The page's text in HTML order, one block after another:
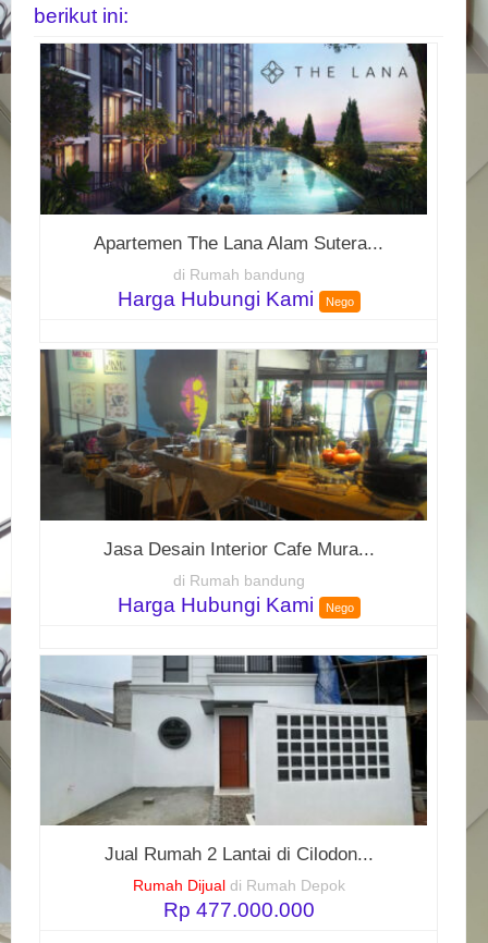
berikut ini:
Apartemen The Lana Alam Sutera...
di Rumah bandung
Harga Hubungi Kami Nego
Jasa Desain Interior Cafe Mura...
di Rumah bandung
Harga Hubungi Kami Nego
Jual Rumah 2 Lantai di Cilodon...
Rumah Dijual di Rumah Depok
Rp 477.000.000